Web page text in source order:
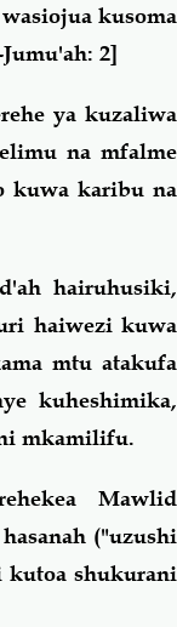
kusoma
2]
ya kuzaliwa
na mfalme
kuwa karibu na
hairuhusiki,
haiwezi kuwa
mtu atakufa
kuheshimika,
mkamilifu.
Mawlid
("uzushi
kutoa shukurani